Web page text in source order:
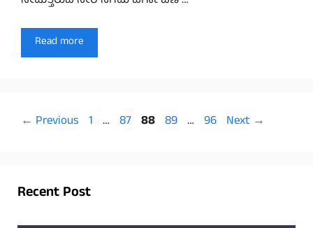
Read more
← Previous Page
1 … Page
87 Page
88 Page
89 … Page
96 Next →
Recent Post